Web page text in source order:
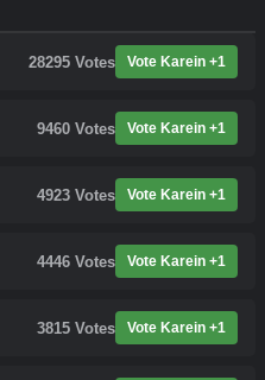
28295 Votes Vote Karein +1
9460 Votes Vote Karein +1
4923 Votes Vote Karein +1
4446 Votes Vote Karein +1
3815 Votes Vote Karein +1